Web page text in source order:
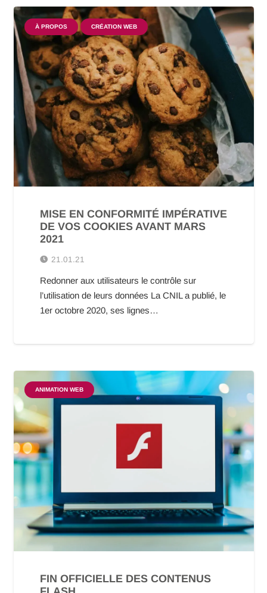
À PROPOS CRÉATION WEB
MISE EN CONFORMITÉ IMPÉRATIVE
DE VOS COOKIES AVANT MARS
2021
21.01.21
Redonner aux utilisateurs le contrôle sur
l’utilisation de leurs données La CNIL a publié, le
1er octobre 2020, ses lignes…
ANIMATION WEB
FIN OFFICIELLE DES CONTENUS